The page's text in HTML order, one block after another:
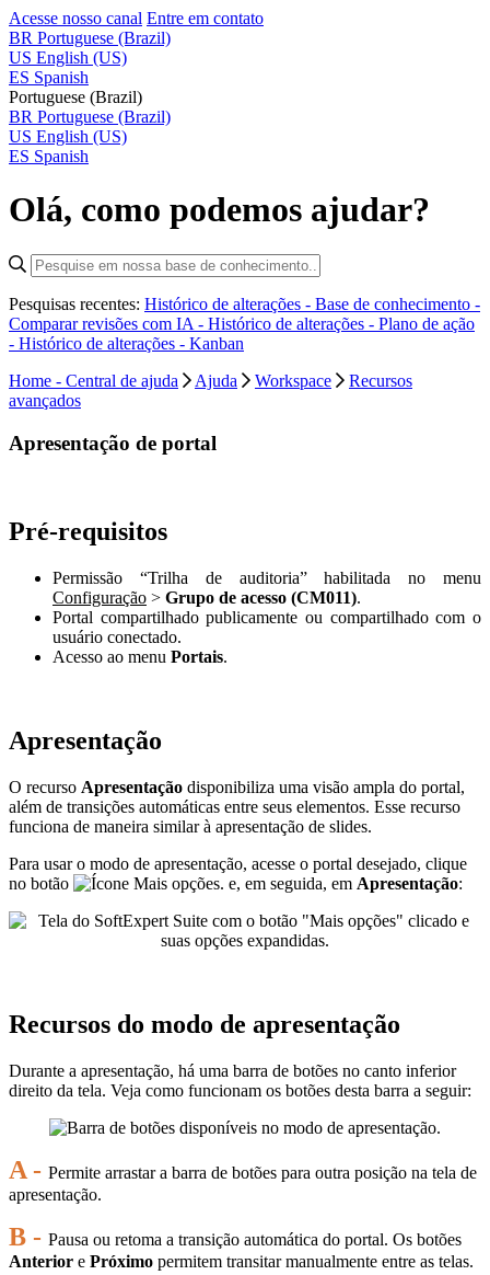
Acesse nosso canal Entre em contato
BR Portuguese (Brazil)
US English (US)
ES Spanish
Portuguese (Brazil)
BR Portuguese (Brazil)
US English (US)
ES Spanish
Olá, como podemos ajudar?
Pesquisas recentes: Histórico de alterações - Base de conhecimento -
Comparar revisões com IA - Histórico de alterações - Plano de ação
- Histórico de alterações - Kanban
Home - Central de ajuda
Ajuda Workspace
Recursos
avançados
Apresentação de portal
Pré-requisitos
Permissão “Trilha de auditoria” habilitada no menu
Configuração > Grupo de acesso (CM011).
Portal compartilhado publicamente ou compartilhado com o
usuário conectado.
Acesso ao menu Portais.
Apresentação
O recurso Apresentação disponibiliza uma visão ampla do portal,
além de transições automáticas entre seus elementos. Esse recurso
funciona de maneira similar à apresentação de slides.
Para usar o modo de apresentação, acesse o portal desejado, clique
no botão
e, em seguida, em Apresentação:
Recursos do modo de apresentação
Durante a apresentação, há uma barra de botões no canto inferior
direito da tela. Veja como funcionam os botões desta barra a seguir:
A - Permite arrastar a barra de botões para outra posição na tela de
apresentação.
B - Pausa ou retoma a transição automática do portal. Os botões
Anterior e Próximo permitem transitar manualmente entre as telas.